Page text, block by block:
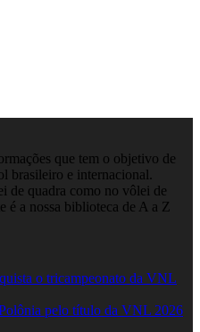
que tem o objetivo de
brasileiro e internacional.
de quadra como no vôlei de
é a nossa biblioteca de A a Z
o tricampeonato da VNL
pelo título da VNL 2026